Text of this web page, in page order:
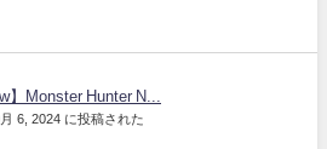
】Monster Hunter N...
6, 2024 に投稿された